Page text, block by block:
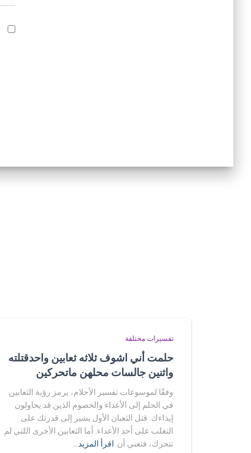
تفسيرات مختلفة
حلمت أني اشوف ثلاثه ثعابين واحدقتلته
واثنين جالسات محلهن ماتحركين
وفقًا لموسوعات تفسير الأحلام، يرمز رؤية الثعابين
في الحلم إلى الأعداء والخصوم الذين قد يحاولون
إيذاءك. قتل الثعبان الأول يشير إلى قدرتك على
التغلب على أحد الأعداء. أما الثعابين الأخرى اللتي لم
تتحرك، فتعني أن اقرأ المزيد…